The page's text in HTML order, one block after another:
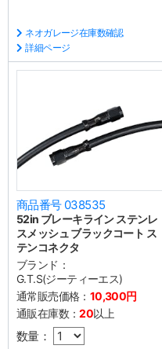
ネオガレージ在庫数確認
詳細ページ
商品番号 038535
52in ブレーキライン ステンレ
スメッシュ ブラックコート ス
テンコネクタ
ブランド：
G.T.S(ジーティーエス)
通常販売価格： 10,300円
通販在庫数：20以上
数量：